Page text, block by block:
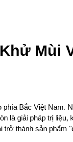
Mùi
phía Bắc Việt Nam.
là giải pháp trị
trở thành sản phẩm